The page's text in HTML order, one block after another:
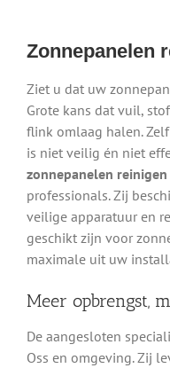
Zonnepanelen
Ziet u dat uw
Grote kans dat vuil,
flink omlaag halen.
is niet veilig én niet
zonnepanelen reinigen
professionals. Zij
veilige apparatuur en
geschikt zijn voor
maximale uit uw
Meer opbrengst,
De aangesloten
Oss en omgeving. Zij